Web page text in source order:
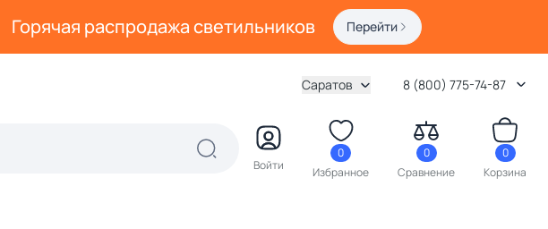
Горячая распродажа светильников Перейти
Саратов 8 (800) 775-74-87
Войти
0
Избранное
0
Сравнение
0
Корзина